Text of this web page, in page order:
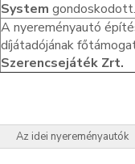
System gondoskodott.
A nyereményautó
díjátadójának
Szerencsejáték Zrt.
Az idei nyereményautók